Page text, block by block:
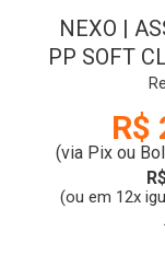
NEXO |
PP SOFT
R$
(via Pix ou
(ou em 12x